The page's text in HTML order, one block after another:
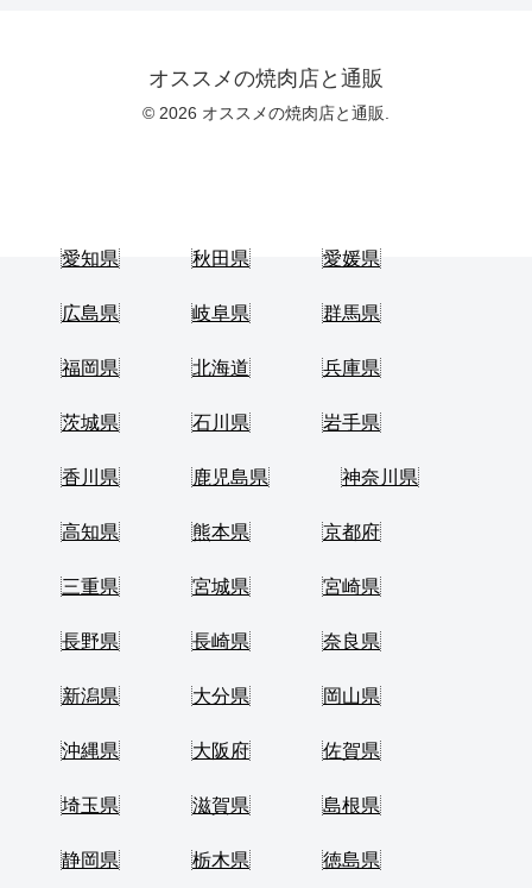
オススメの焼肉店と通販
© 2026 オススメの焼肉店と通販.
愛知県 秋田県 愛媛県
広島県 岐阜県 群馬県
福岡県 北海道 兵庫県
茨城県 石川県 岩手県
香川県 鹿児島県 神奈川県
高知県 熊本県 京都府
三重県 宮城県 宮崎県
長野県 長崎県 奈良県
新潟県 大分県 岡山県
沖縄県 大阪府 佐賀県
埼玉県 滋賀県 島根県
静岡県 栃木県 徳島県